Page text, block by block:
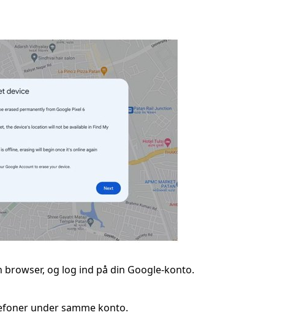
og log ind på din Google-konto.
under samme konto.